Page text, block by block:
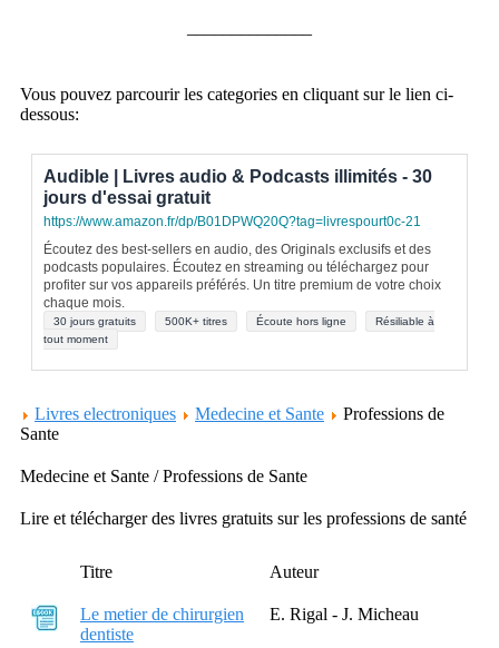
Vous pouvez parcourir les categories en cliquant sur le lien ci-
dessous:
Audible | Livres audio & Podcasts illimités - 30
jours d'essai gratuit
https://www.amazon.fr/dp/B01DPWQ20Q?tag=livrespourt0c-21
Écoutez des best-sellers en audio, des Originals exclusifs et des
podcasts populaires. Écoutez en streaming ou téléchargez pour
profiter sur vos appareils préférés. Un titre premium de votre choix
chaque mois.
30 jours gratuits 500K+ titres Écoute hors ligne
Résiliable à
tout moment
Livres electroniques Medecine et Sante
Professions de
Sante
Medecine et Sante / Professions de Sante
Lire et télécharger des livres gratuits sur les professions de santé
Titre Auteur
Le metier de chirurgien
dentiste
E. Rigal - J. Micheau